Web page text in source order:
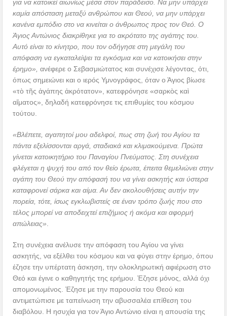
για να κατοικεί αιωνίως μέσα στον παράδεισο. Να μην υπάρχει
καμία απόσταση μεταξύ ανθρώπου και Θεού, να μην υπάρχει
κανένα εμπόδιο στο να κινείται ο άνθρωπος προς τον Θεό. Ο
Άγιος Αντώνιος διακρίθηκε για το ακρότατο της αγάπης του.
Αυτό είναι το κίνητρο, που τον οδήγησε στη μεγάλη του
απόφαση να εγκαταλείψει τα εγκόσμια και να κατοικήσει στην
έρημο», ανέφερε ο Σεβασμιώτατος και συνέχισε λέγοντας, ότι,
όπως σημειώνει και ο ιερός Υμνογράφος, όταν ο Άγιος βίωσε
«τὸ τῆς ἀγάπης ἀκρότατον», κατεφρόνησε «σαρκὸς καὶ
αἵματος», δηλαδή κατεφρόνησε τις επιθυμίες του κόσμου
τούτου.
«Βλέπετε, αγαπητοί μου αδελφοί, πως στη ζωή του Αγίου τα
πάντα εξελίσσονται αργά, σταδιακά και κλιμακούμενα. Πρώτα
γίνεται κατοικητήριο του Παναγίου Πνεύματος. Στη συνέχεια
φλέγεται η ψυχή του από τον θείο έρωτα, έπειτα θεμελιώνει στην
αγάπη του Θεού την απόφασή του να γίνει ασκητής και ύστερα
καταφρονεί σάρκα και αίμα. Αν δεν ακολουθήσεις αυτήν την
πορεία, τότε, ίσως εγκλωβιστείς σε έναν τρόπο ζωής που στο
τέλος μπορεί να αποδειχτεί επιζήμιος ή ακόμα και αφορμή
απώλειας»
Στη συνέχεια ανέλυσε την απόφαση του Αγίου να γίνει
ασκητής, να εξέλθει του κόσμου και να φύγει στην έρημο, όπου
έζησε την υπέρτατη άσκηση, την ολοκληρωτική αφιέρωση στο
Θεό και έγινε ο καθηγητής της ερήμου. Έζησε μόνος, αλλά όχι
απομονωμένος. Έζησε με την παρουσία του Θεού και
αντιμετώπισε με ταπείνωση την αβυσσαλέα επίθεση του
διαβόλου. Η ησυχία για τον Άγιο Αντώνιο είναι η απουσία της